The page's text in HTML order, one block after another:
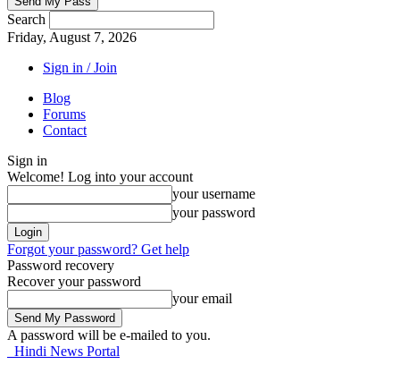
Search
Friday, August 7, 2026
Sign in / Join
Blog
Forums
Contact
Sign in
Welcome! Log into your account
your username
your password
Forgot your password? Get help
Password recovery
Recover your password
your email
A password will be e-mailed to you.
Hindi News Portal